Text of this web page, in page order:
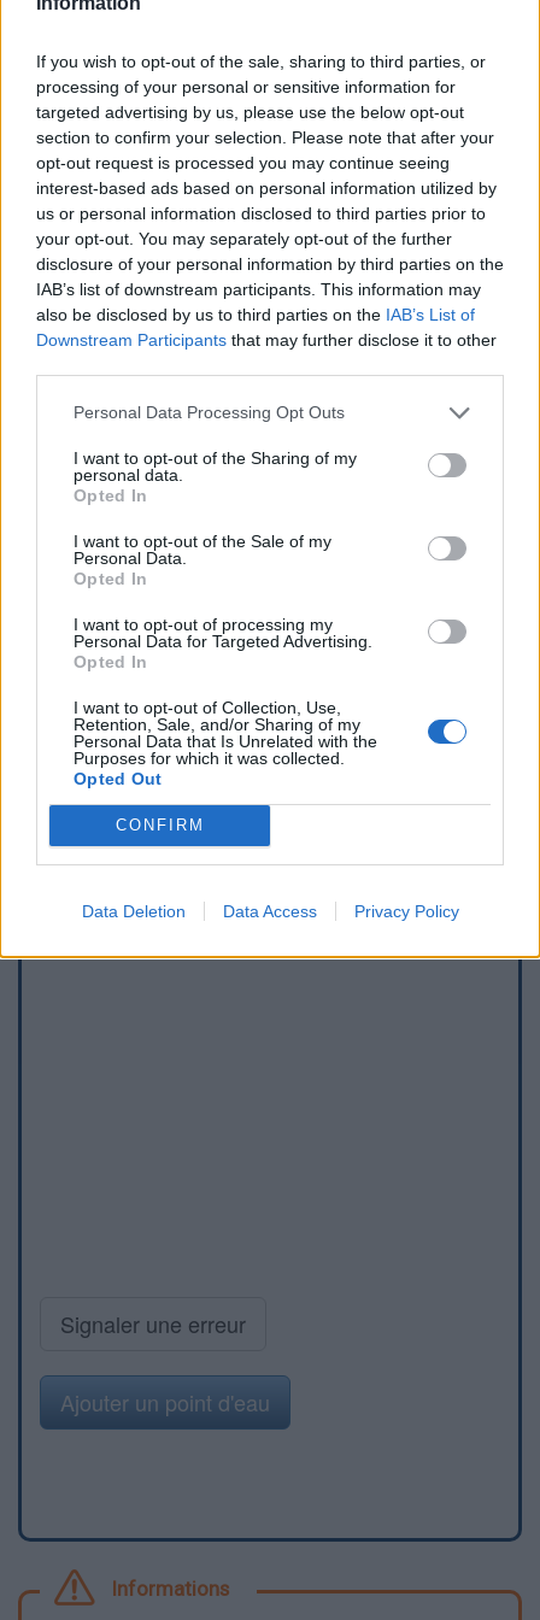
If you wish to opt-out of the sale, sharing to third parties, or
processing of your personal or sensitive information for
targeted advertising by us, please use the below opt-out
section to confirm your selection. Please note that after your
opt-out request is processed you may continue seeing
interest-based ads based on personal information utilized by
us or personal information disclosed to third parties prior to
your opt-out. You may separately opt-out of the further
disclosure of your personal information by third parties on the
IAB’s list of downstream participants. This information may
also be disclosed by us to third parties on the IAB’s List of
Downstream Participants that may further disclose it to other
Personal Data Processing Opt Outs
I want to opt-out of the Sharing of my
personal data.
Opted In
I want to opt-out of the Sale of my
Personal Data.
Opted In
I want to opt-out of processing my
Personal Data for Targeted Advertising.
Opted In
I want to opt-out of Collection, Use,
Retention, Sale, and/or Sharing of my
Personal Data that Is Unrelated with the
Purposes for which it was collected.
Opted Out
CONFIRM
Data Deletion Data Access Privacy Policy
accolé au pignon de la caserne des Pompiers. P.S.1 : Si on
va à Saulzet, ne pas reprendre la suite de la D2009 (route à
très grande circulation) mais la rue parallèle de l'autre côté
du long parking : en suivant le fléchage d'un itinéraire cyclo
on monte vers le cimetière puis on traverse la D2009 pour
prendre presque en face la D415 direction Saulzet. P.S.2 :
Si on suit l'autre fléchage cyclo (direction Moulins), on
arrivera d'abord dans le village de Contigny.
Repères visuels
Afficher la carte
Signaler une erreur
Ajouter un point d'eau
Informations